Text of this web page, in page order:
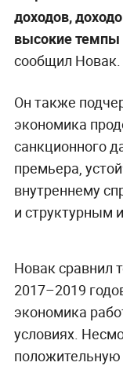
доходов,
высокие темпы
сообщил Новак.
Он также
экономика
санкционного
премьера,
внутреннему
и структурным
Новак сравнил
2017–2019
экономика
условиях.